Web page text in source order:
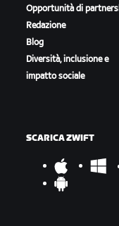
Opportunità di
Redazione
Blog
Diversità, inclusione e
impatto sociale
SCARICA ZWIFT